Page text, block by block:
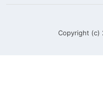
Copyright (c)